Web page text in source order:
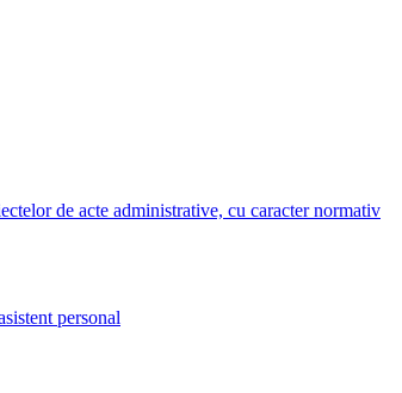
de acte administrative, cu caracter normativ
personal